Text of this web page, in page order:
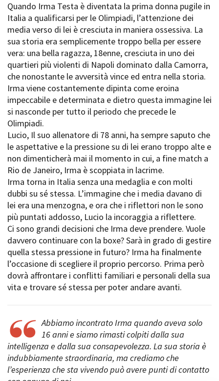
Sostenibilità ambientale
SERVIZI
Servizi generali
Location scouting
Spazi nella sede FCTP
Sala Casting
Sala Paolo Tenna
FILM FUNDS
Piemonte Film Tv Fund
Piemonte Film Tv
Development Fund
Piemonte Doc Film Fund
Short Film Fund
PRODUCTION GUIDE
Società di produzione
Strutture di servizio
Professionisti
Attrici-Attori
Beginners
LOCATION GUIDE
BOOK DATABASE
NEWS
CASTING
FESTIVAL, MARKETS,
AWARDS
International Film Festival
Rotterdam
Berlinale Internationalen
Filmfestspiele Berlin
Festival de Cannes
Biografilm Festival - Bio to B
Industry Days
Locarno Film Festival
Toronto International Film
Festival
Festa del Cinema di Roma
Torino Film Festival
David di Donatello
Nastri d’Argento
Premio Solinas
STRUMENTI
Location - Accedi al tuo
profilo
Location - Nuovo utente
Newsletter
Lavora con noi
Lavoro
Elenco Operatori Economici
per affidamento lavori in
economia
Quando Irma Testa è diventata la prima donna pugile in
Italia a qualificarsi per le Olimpiadi, l’attenzione dei
media verso di lei è cresciuta in maniera ossessiva. La
sua storia era semplicemente troppo bella per essere
vera: una bella ragazza, 18enne, cresciuta in uno dei
quartieri più violenti di Napoli dominato dalla Camorra,
che nonostante le avversità vince ed entra nella storia.
Irma viene costantemente dipinta come eroina
impeccabile e determinata e dietro questa immagine lei
si nasconde per tutto il periodo che precede le
Olimpiadi.
Lucio, Il suo allenatore di 78 anni, ha sempre saputo che
le aspettative e la pressione su di lei erano troppo alte e
non dimenticherà mai il momento in cui, a fine match a
Rio de Janeiro, Irma è scoppiata in lacrime.
Irma torna in Italia senza una medaglia e con molti
dubbi su sé stessa. L’immagine che i media davano di
lei era una menzogna, e ora che i riflettori non le sono
più puntati addosso, Lucio la incoraggia a riflettere.
Ci sono grandi decisioni che Irma deve prendere. Vuole
davvero continuare con la boxe? Sarà in grado di gestire
quella stessa pressione in futuro? Irma ha finalmente
l’occasione di scegliere il proprio percorso. Prima però
dovrà affrontare i conflitti familiari e personali della sua
vita e trovare sé stessa per poter andare avanti.
Abbiamo incontrato Irma quando aveva solo
16 anni e siamo rimasti colpiti dalla sua
intelligenza e dalla sua consapevolezza. La sua storia è
indubbiamente straordinaria, ma crediamo che
l’esperienza che sta vivendo può avere punti di contatto